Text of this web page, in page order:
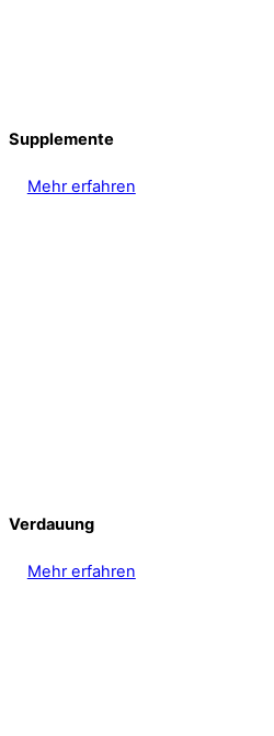
Supplemente
Mehr erfahren
Verdauung
Mehr erfahren